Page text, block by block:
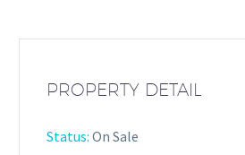
PROPERTY DETAIL
Status: On Sale